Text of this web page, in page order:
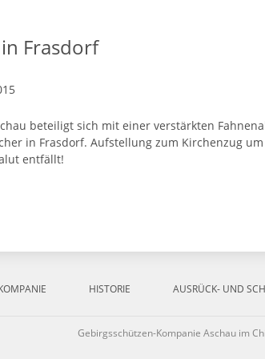
Frasdorf
beteiligt sich mit einer verstärkten
in Frasdorf. Aufstellung zum Kirchenzug
entfällt!
HISTORIE AUSRÜCK- UND
Gebirgsschützen-Kompanie Aschau im